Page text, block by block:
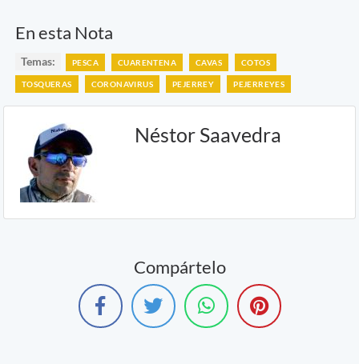
En esta Nota
Temas: PESCA CUARENTENA CAVAS COTOS
TOSQUERAS CORONAVIRUS PEJERREY PEJERREYES
Néstor Saavedra
Compártelo